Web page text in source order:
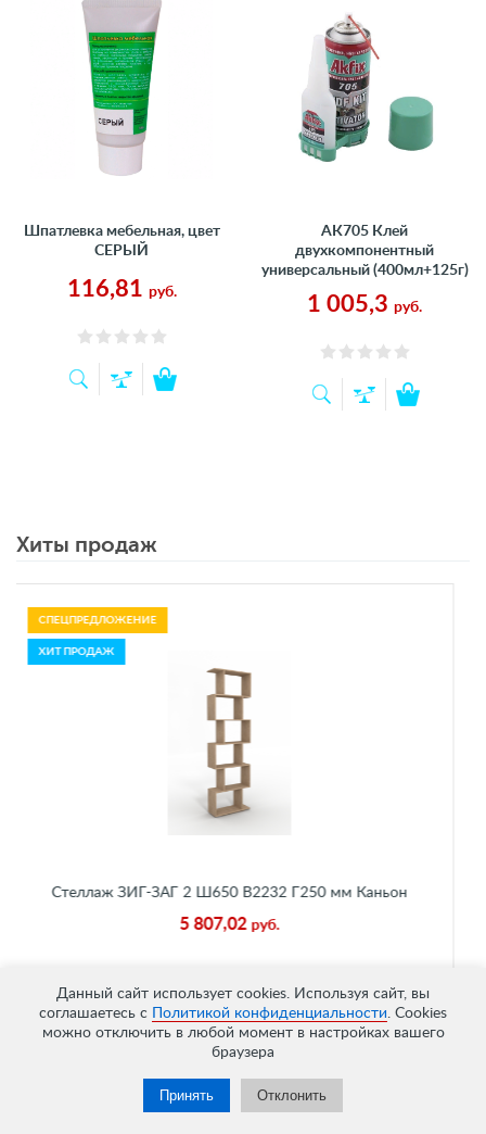
Данный сайт использует cookies. Используя сайт, вы
соглашаетесь с
Политикой конфиденциальности. Cookies
можно отключить в любой момент в настройках вашего
браузера
Принять Отклонить
Шпатлевка мебельная, цвет
СЕРЫЙ
116,81 руб.
АК705 Клей
двухкомпонентный
универсальный (400мл+125г)
1 005,3 руб.
Хиты продаж
Стеллаж ЗИГ-ЗАГ 2 Ш650 В2232 Г250 мм